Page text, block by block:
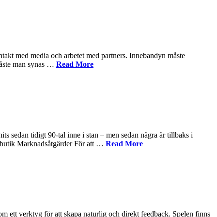
med media och arbetet med partners. Innebandyn måste
man synas … Read More
sedan tidigt 90-tal inne i stan – men sedan några år tillbaks i
Marknadsåtgärder För att … Read More
ett verktyg för att skapa naturlig och direkt feedback. Spelen finns